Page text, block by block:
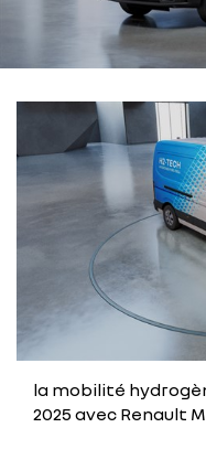
la mobilité
2025 avec Renault